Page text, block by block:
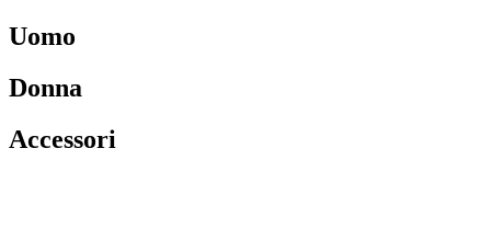
Uomo
Donna
Accessori